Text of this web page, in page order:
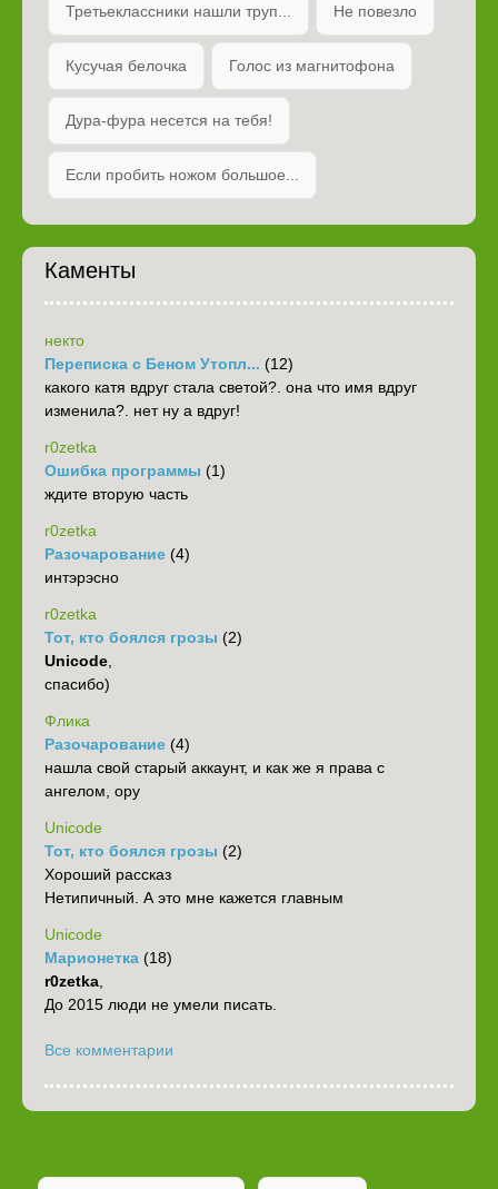
Третьеклассники нашли труп... Не повезло
Кусучая белочка Голос из магнитофона
Дура-фура несется на тебя!
Если пробить ножом большое...
Каменты
некто
Переписка с Беном Утопл... (12)
какого катя вдруг стала светой?. она что имя вдруг
изменила?. нет ну а вдруг!
r0zetka
Ошибка программы (1)
ждите вторую часть
r0zetka
Разочарование (4)
интэрэсно
r0zetka
Тот, кто боялся грозы (2)
Unicode
спасибо)
Флика
Разочарование (4)
нашла свой старый аккаунт, и как же я права с
ангелом, ору
Unicode
Тот, кто боялся грозы (2)
Хороший рассказ
Нетипичный. А это мне кажется главным
Unicode
Марионетка (18)
r0zetka
До 2015 люди не умели писать.
Все комментарии